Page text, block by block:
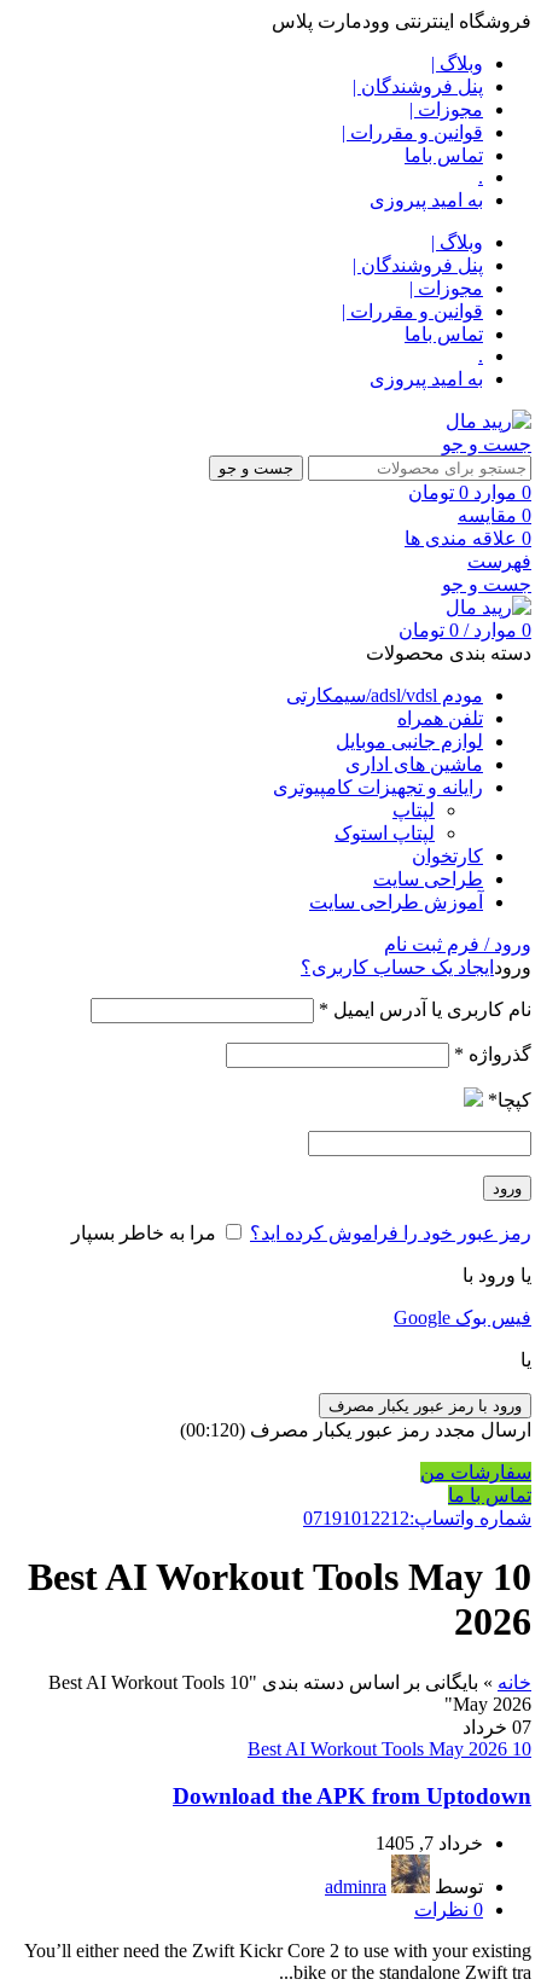
فروشگاه اینترنتی وودمارت پلاس
وبلاگ |
پنل فروشندگان |
مجوزات |
قوانین و مقررات |
تماس باما
.
به امید پیروزی
وبلاگ |
پنل فروشندگان |
مجوزات |
قوانین و مقررات |
تماس باما
.
به امید پیروزی
جست و جو
جست و جو
0 موارد 0 تومان
0 مقایسه
0 علاقه مندی ها
فهرست
جست و جو
0 موارد /
0 تومان
دسته بندی محصولات
مودم adsl/vdsl/سیمکارتی
تلفن همراه
لوازم جانبی موبایل
ماشین های اداری
رایانه و تجهیزات کامپیوتری
لپتاپ
لپتاپ استوک
کارتخوان
طراحی سایت
آموزش طراحی سایت
ورود / فرم ثبت نام
ورود ایجاد یک حساب کاربری؟
نام کاربری یا آدرس ایمیل *
گذرواژه *
کپچا*
ورود
رمز عبور خود را فراموش کرده اید؟ مرا به خاطر بسپار
یا ورود با
فیس بوک Google
یا
ورود با رمز عبور یکبار مصرف
ارسال مجدد رمز عبور یکبار مصرف (00:
120
)
سفارشات من
تماس با ما
شماره واتساپ:07191012212
10 Best AI Workout Tools May
2026
خانه »
بایگانی بر اساس دسته بندی "10 Best AI Workout Tools
May 2026"
07 خرداد
10 Best AI Workout Tools May 2026
Download the APK from Uptodown
خرداد 7, 1405
توسط
adminra
0 نظرات
You’ll either need the Zwift Kickr Core 2 to use with your existing
bike or the standalone Zwift tra...